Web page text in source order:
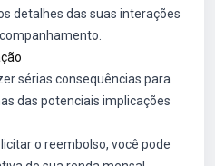
detalhes das suas interações
sérias consequências para
das potenciais implicações
o reembolso, você pode